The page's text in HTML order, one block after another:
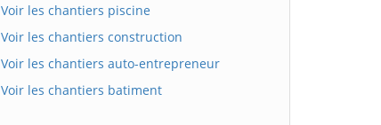
Voir les chantiers piscine
Voir les chantiers construction
Voir les chantiers auto-entrepreneur
Voir les chantiers batiment